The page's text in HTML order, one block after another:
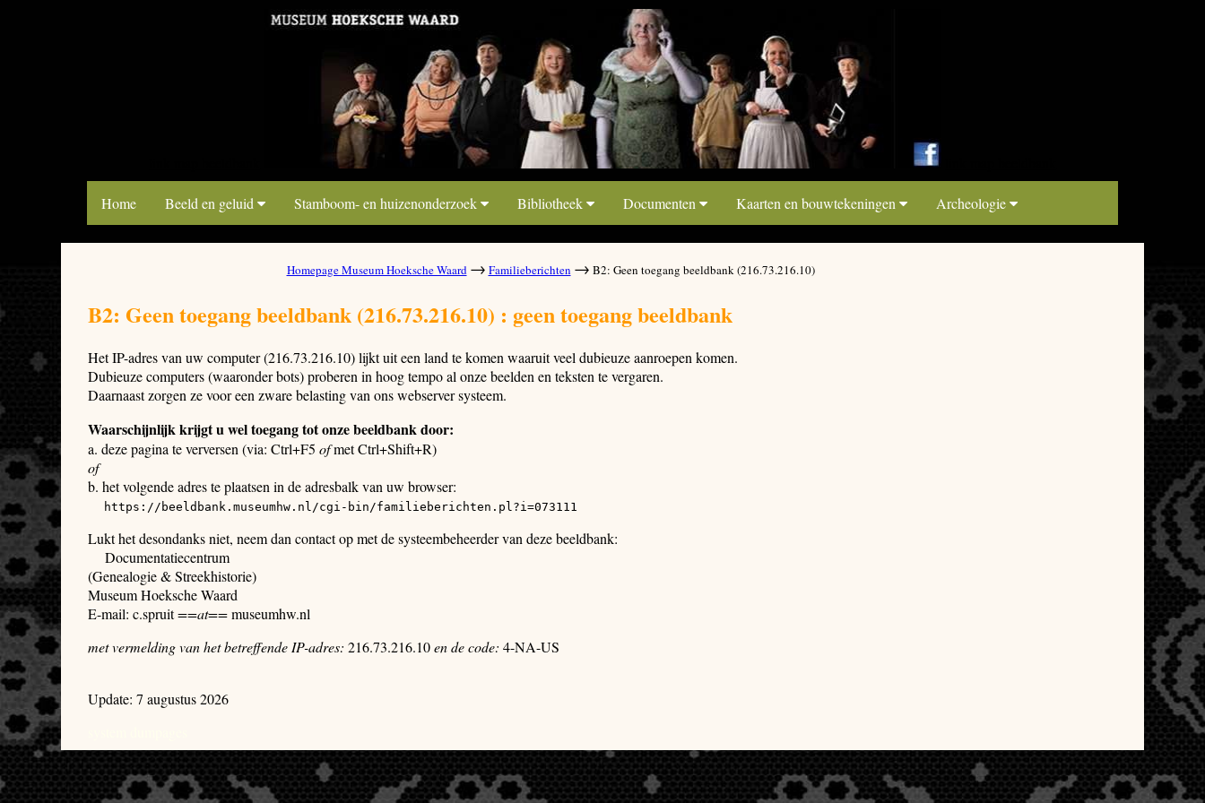
Home Beeld en geluid Stamboom- en huizenonderzoek Bibliotheek Documenten Kaarten en bouwtekeningen Archeologie
Homepage Museum Hoeksche Waard → Familieberichten → B2: Geen toegang beeldbank (216.73.216.10)
B2: Geen toegang beeldbank (216.73.216.10) : geen toegang beeldbank
Het IP-adres van uw computer (216.73.216.10) lijkt uit een land te komen waaruit veel dubieuze aanroepen komen.
Dubieuze computers (waaronder bots) proberen in hoog tempo al onze beelden en teksten te vergaren.
Daarnaast zorgen ze voor een zware belasting van ons webserver systeem.
Waarschijnlijk krijgt u wel toegang tot onze beeldbank door:
a. deze pagina te verversen (via: Ctrl+F5 ofmet Ctrl+Shift+R)
of
b. het volgende adres te plaatsen in de adresbalk van uw browser:
https://beeldbank.museumhw.nl/cgi-bin/familieberichten.pl?i=073111
Lukt het desondanks niet, neem dan contact op met de systeembeheerder van deze beeldbank:
Documentatiecentrum
(Genealogie & Streekhistorie)
Museum Hoeksche Waard
E-mail: c.spruit==at==museumhw.nl
met vermelding van het betreffende IP-adres: 216.73.216.10en de code: 4-NA-US
Update: 7 augustus 2026